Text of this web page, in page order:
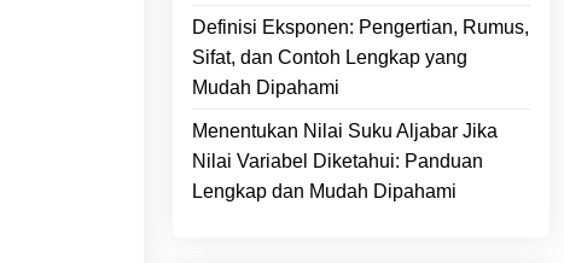
Definisi Eksponen: Pengertian, Rumus,
Sifat, dan Contoh Lengkap yang
Mudah Dipahami
Menentukan Nilai Suku Aljabar Jika
Nilai Variabel Diketahui: Panduan
Lengkap dan Mudah Dipahami